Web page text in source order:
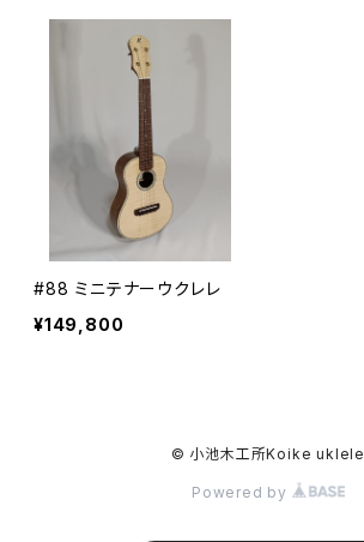
#88 ミニテナーウクレレ
¥149,800
© 小池木工所Koike uklele
Powered by